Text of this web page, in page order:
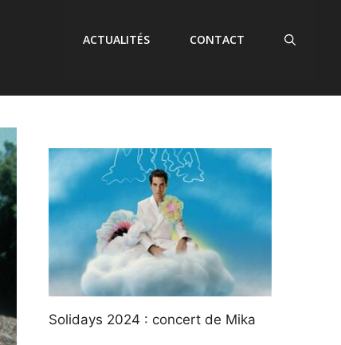
ACTUALITÉS CONTACT
Solidays 2024 : concert de Mika